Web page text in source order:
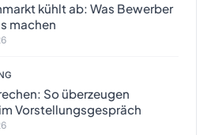
kühlt ab: Was Bewerber
machen
So überzeugen
Vorstellungsgespräch